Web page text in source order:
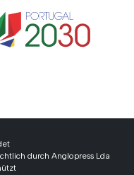
durch Anglopress Lda